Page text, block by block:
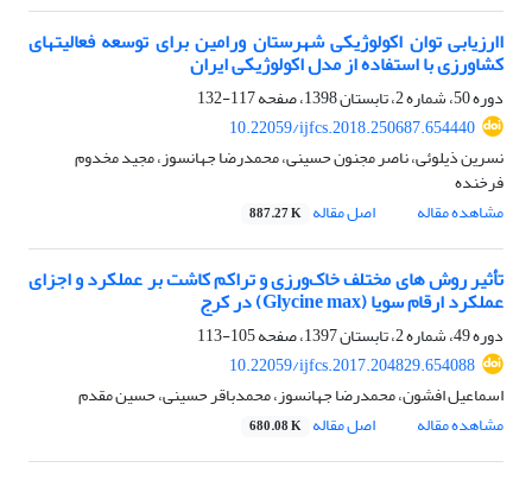
اارزیابی توان اکولوژیکی شهرستان ورامین برای توسعه فعالیت‏های
کشاورزی با استفاده از مدل اکولوژیکی ایران
دوره 50، شماره 2، تابستان 1398، صفحه
117-132
10.22059/ijfcs.2018.250687.654440
نسرین ذیلوئی، ناصر مجنون حسینی، محمدرضا جهانسوز، مجید مخدوم
فرخنده
مشاهده مقاله
اصل مقاله 887.27 K
تأثیر روش های مختلف خاک‌ورزی و تراکم‌ کاشت بر عملکرد و اجزای
عملکرد ارقام سویا (Glycine max) در کرج
دوره 49، شماره 2، تابستان 1397، صفحه
105-113
10.22059/ijfcs.2017.204829.654088
اسماعیل افشون، محمدرضا جهانسوز، محمدباقر حسینی، حسین مقدم
مشاهده مقاله
اصل مقاله 680.08 K